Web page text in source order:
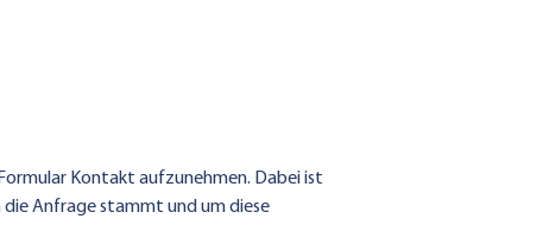
Kontakt aufzunehmen. Dabei ist
Anfrage stammt und um diese